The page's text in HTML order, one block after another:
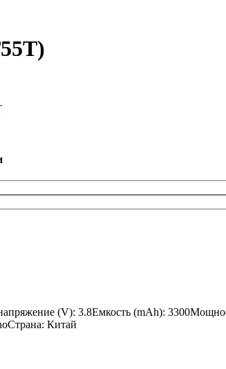
(V): 3.8Емкость (mAh):
Китай